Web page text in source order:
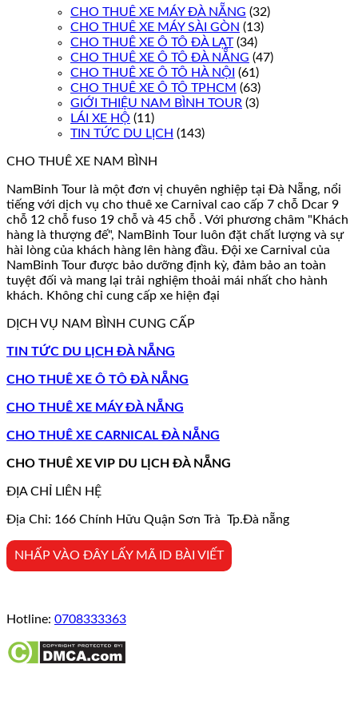
CHO THUÊ XE MÁY ĐÀ NẴNG (32)
CHO THUÊ XE MÁY SÀI GÒN (13)
CHO THUÊ XE Ô TÔ ĐÀ LẠT(34)
CHO THUÊ XE Ô TÔ ĐÀ NẴNG (47)
CHO THUÊ XE Ô TÔ HÀ NỘI (61)
CHO THUÊ XE Ô TÔ TPHCM (63)
GIỚI THIỆU NAM BÌNH TOUR (3)
LÁI XE HỘ (11)
TIN TỨC DU LỊCH (143)
CHO THUÊ XE NAM BÌNH
NamBinh Tour là một đơn vị chuyên nghiệp tại Đà Nẵng, nổi
tiếng với dịch vụ cho thuê xe Carnival cao cấp 7 chỗ Dcar 9
chỗ 12 chỗ fuso 19 chỗ và 45 chỗ . Với phương châm "Khách
hàng là thượng đế", NamBinh Tour luôn đặt chất lượng và sự
hài lòng của khách hàng lên hàng đầu. Đội xe Carnival của
NamBinh Tour được bảo dưỡng định kỳ, đảm bảo an toàn
tuyệt đối và mang lại trải nghiệm thoải mái nhất cho hành
khách. Không chỉ cung cấp xe hiện đại
DỊCH VỤ NAM BÌNH CUNG CẤP
TIN TỨC DU LỊCH ĐÀ NẴNG
CHO THUÊ XE Ô TÔ ĐÀ NẴNG
CHO THUÊ XE MÁY ĐÀ NẴNG
CHO THUÊ XE CARNICAL ĐÀ NẴNG
CHO THUÊ XE VIP DU LỊCH ĐÀ NẴNG
ĐỊA CHỈ LIÊN HỆ
Địa Chỉ: 166 Chính Hữu Quận Sơn Trà Tp.Đà nẵng
NHẤP VÀO ĐÂY LẤY MÃ ID BÀI VIẾT
Hotline: 0708333363